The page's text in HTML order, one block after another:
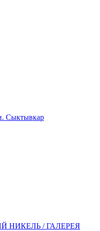
Сыктывкар
НИКЕЛЬ / ГАЛЕРЕЯ